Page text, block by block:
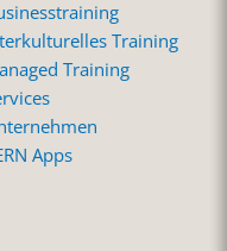
Training
Training
Apps